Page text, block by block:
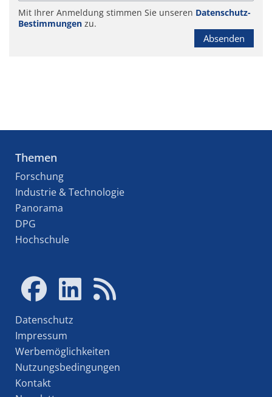
Mit Ihrer Anmeldung stimmen Sie unseren Datenschutz-
Bestimmungen zu.
Absenden
Themen
Forschung
Industrie & Technologie
Panorama
DPG
Hochschule
Datenschutz
Impressum
Werbemöglichkeiten
Nutzungsbedingungen
Kontakt